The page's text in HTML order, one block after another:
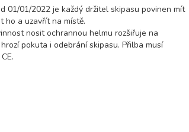
01/01/2022 je každý držitel skipasu povinen mít
ho a uzavřít na místě.
nosit ochrannou helmu rozšiřuje na
pokuta i odebrání skipasu. Přilba musí